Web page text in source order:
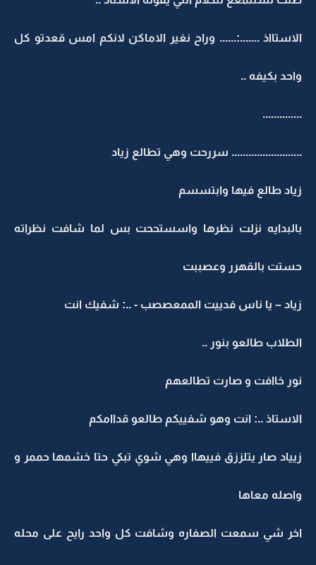
الاستااذ .......:...... وراح نغير الاماكن لانكم امس قعدتو كل
واحد بكيفه ..
..............
......................... سررحت وهي تطالع زياد
زياد طالع فيها وابتسسم
بالبدايه نزلت نظرها واسستححت بس لما شافت نظراته
حستت بالقهرر وعصببت
زياد – يا ناس فدييت الممعصصب - ..: شفيك انت
الطلاب طالعو بنور ..
نور خاافت و صارت تطالعهم
الاستاذ ..: انت وهو شفييكم طالعو قداامكم
زيياد صار يتلززق فييهاا وهي شوي تبكي حتا خشمها حممر و
واصله معاها
اخر شي سمعت الصفاره وشافت كل واحد رايح على محله